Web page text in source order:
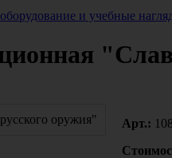
и учебные
Арт.: